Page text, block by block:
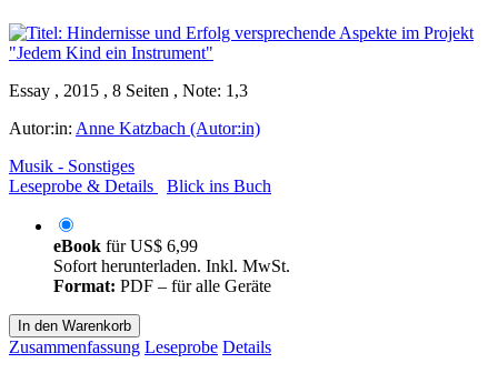
Essay , 2015 , 8 Seiten , Note: 1,3
Autor:in: Anne Katzbach (Autor:in)
Musik - Sonstiges
Leseprobe & Details
Blick ins Buch
eBook fürUS$ 6,99
Sofort herunterladen. Inkl. MwSt.
Format: PDF – für alle Geräte
In den Warenkorb
Zusammenfassung Leseprobe Details